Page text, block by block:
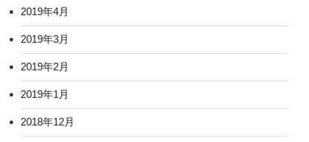
2019年4月
2019年3月
2019年2月
2019年1月
2018年12月